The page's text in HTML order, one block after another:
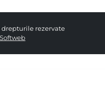
drepturile rezervate